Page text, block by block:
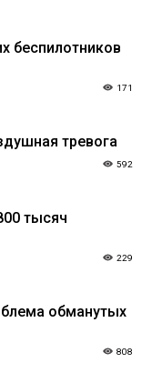
беспилотников
171
тревога
592
тысяч
229
обманутых
808